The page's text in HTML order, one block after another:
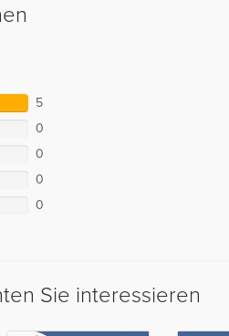
5
0
0
0
0
Sie interessieren